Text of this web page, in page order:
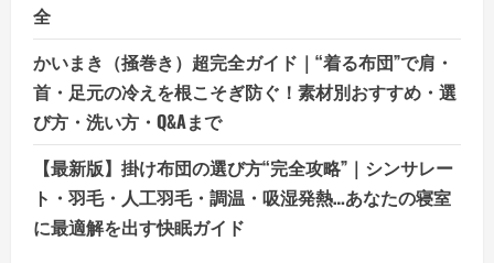
全
かいまき（掻巻き）超完全ガイド｜“着る布団”で肩・
首・足元の冷えを根こそぎ防ぐ！素材別おすすめ・選
び方・洗い方・Q&Aまで
【最新版】掛け布団の選び方“完全攻略”｜シンサレー
ト・羽毛・人工羽毛・調温・吸湿発熱…あなたの寝室
に最適解を出す快眠ガイド